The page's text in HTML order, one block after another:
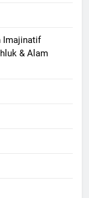
Imajinatif
& Alam